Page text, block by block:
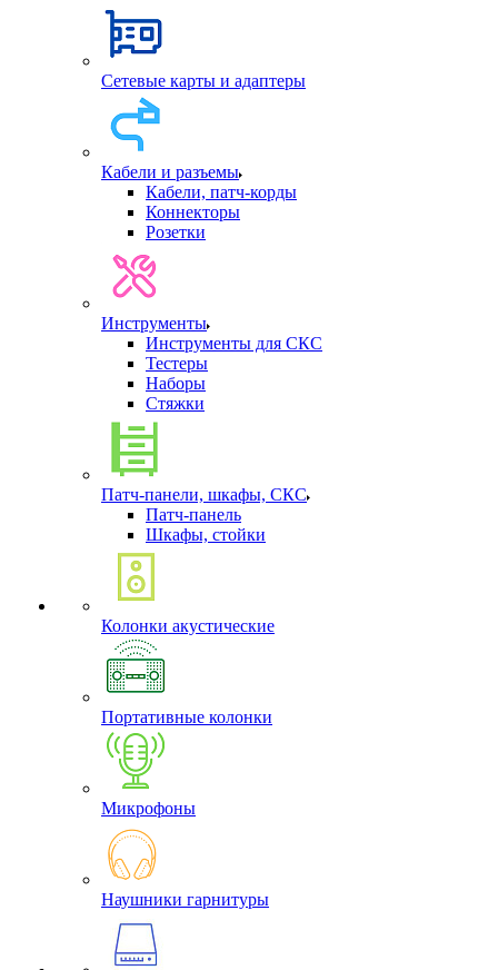
Сетевые карты и адаптеры
Кабели и разъемы
Кабели, патч-корды
Коннекторы
Розетки
Инструменты
Инструменты для СКС
Тестеры
Наборы
Стяжки
Патч-панели, шкафы, СКС
Патч-панель
Шкафы, стойки
Колонки акустические
Портативные колонки
Микрофоны
Наушники гарнитуры